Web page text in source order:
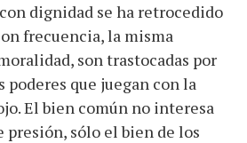
dignidad se ha retrocedido
frecuencia, la misma
son trastocadas por
que juegan con la
El bien común no interesa
presión, sólo el bien de los